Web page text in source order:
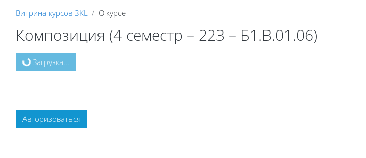
Витрина курсов 3KL О курсе
Композиция (4 семестр – 223 – Б1.В.01.06)
Блоки
Загрузка...
Авторизоваться